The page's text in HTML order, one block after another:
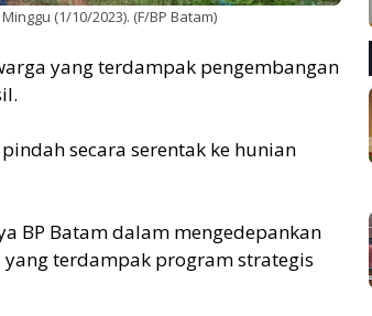
(1/10/2023). (F/BP Batam)
yang terdampak pengembangan
secara serentak ke hunian
BP Batam dalam mengedepankan
terdampak program strategis